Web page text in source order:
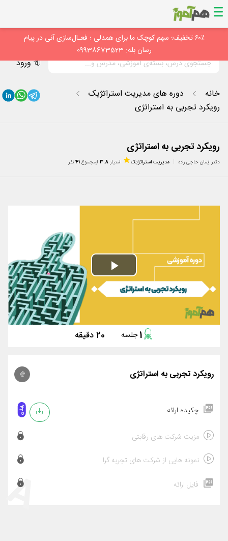
ورود
۶۰٪ تخفیف؛ سهم کوچک ما برای همدلی ؛ فعـال‌سازی آنی در پیام
رسان بله: 09938673523
خانه
دوره های مدیریت استراتژیک
رویکرد تجربی ‌به استراتژی
رویکرد تجربی ‌به استراتژی
دکتر ایمان حاجی زاده مدیریت استراتژیک امتیاز 3.8 ازمجموع41نفر
Play
Video
1جلسه 20 دقیقه
رویکرد تجربی به استراتژی
چکیده ارائه رایگان
مزیت شرکت های رقابتی
نمونه هایی از شرکت های تجربه گرا
فایل ارائه